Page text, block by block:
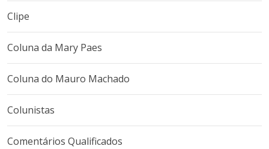
Clipe
Coluna da Mary Paes
Coluna do Mauro Machado
Colunistas
Comentários Qualificados